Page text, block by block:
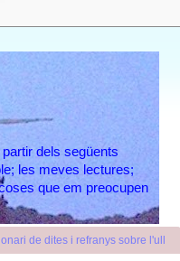
dels següents
les meves lectures;
que em preocupen
de dites i refranys sobre l'ull